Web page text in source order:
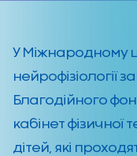
У Міжнародному
нейрофізіології
Благодійного
кабінет фізичної
дітей, які